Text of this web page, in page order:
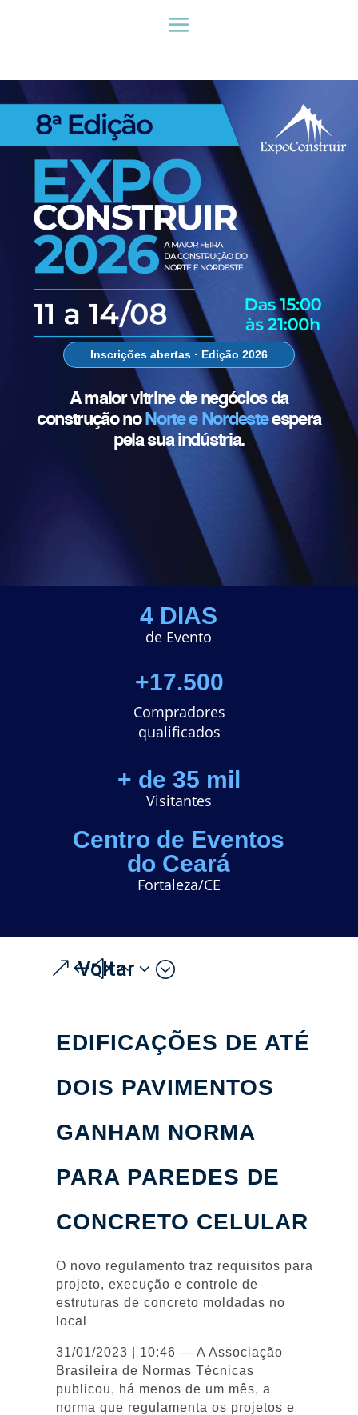
Inscrições abertas · Edição 2026
A maior vitrine de negócios da
construção noNorte e Nordesteespera
pela sua indústria.
4 DIAS
de Evento
+17.500
Compradores
qualificados
+ de 35 mil
Visitantes
Centro de Eventos
do Ceará
Fortaleza/CE
Voltar
EDIFICAÇÕES DE ATÉ
DOIS PAVIMENTOS
GANHAM NORMA
PARA PAREDES DE
CONCRETO CELULAR
O novo regulamento traz requisitos para
projeto, execução e controle de
estruturas de concreto moldadas no
local
31/01/2023 | 10:46 — A Associação
Brasileira de Normas Técnicas
publicou, há menos de um mês, a
norma que regulamenta os projetos e